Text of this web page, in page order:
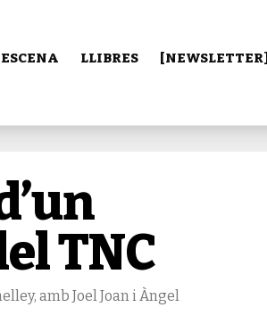
ESCENA LLIBRES [NEWSLETTER]
TNC
amb Joel Joan i Àngel